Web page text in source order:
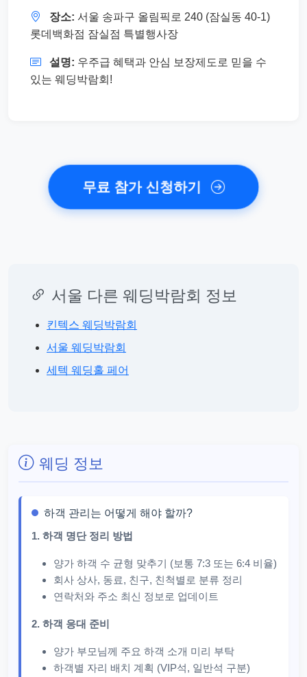
장소: 서울 송파구 올림픽로 240 (잠실동 40-1)
롯데백화점 잠실점 특별행사장
설명: 우주급 혜택과 안심 보장제도로 믿을 수
있는 웨딩박람회!
무료 참가 신청하기
서울 다른 웨딩박람회 정보
킨텍스 웨딩박람회
서울 웨딩박람회
세텍 웨딩홀 페어
웨딩 정보
하객 관리는 어떻게 해야 할까?
1. 하객 명단 정리 방법
양가 하객 수 균형 맞추기 (보통 7:3 또는 6:4 비율)
회사 상사, 동료, 친구, 친척별로 분류 정리
연락처와 주소 최신 정보로 업데이트
2. 하객 응대 준비
양가 부모님께 주요 하객 소개 미리 부탁
하객별 자리 배치 계획 (VIP석, 일반석 구분)